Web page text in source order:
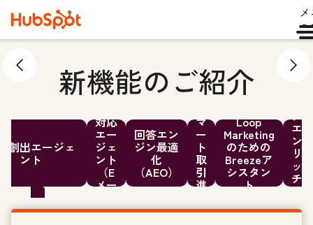
新機能のご紹介
創出エージェ
ント
対応
エー
ジェ
ント
（E
メー
回答エン
ジン最適
化
（AEO）
マ
ー
ト
取
引
進
Loop
Marketing
のための
Breezeア
シスタン
ト
タ
エ
ン
リ
ッ
チ
メ
ン
ト